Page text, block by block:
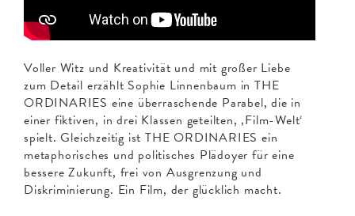
Voller Witz und Kreativität und mit großer Liebe
zum Detail erzählt Sophie Linnenbaum in THE
ORDINARIES eine überraschende Parabel, die in
einer fiktiven, in drei Klassen geteilten, ‚Film-Welt‘
spielt. Gleichzeitig ist THE ORDINARIES ein
metaphorisches und politisches Plädoyer für eine
bessere Zukunft, frei von Ausgrenzung und
Diskriminierung. Ein Film, der glücklich macht.